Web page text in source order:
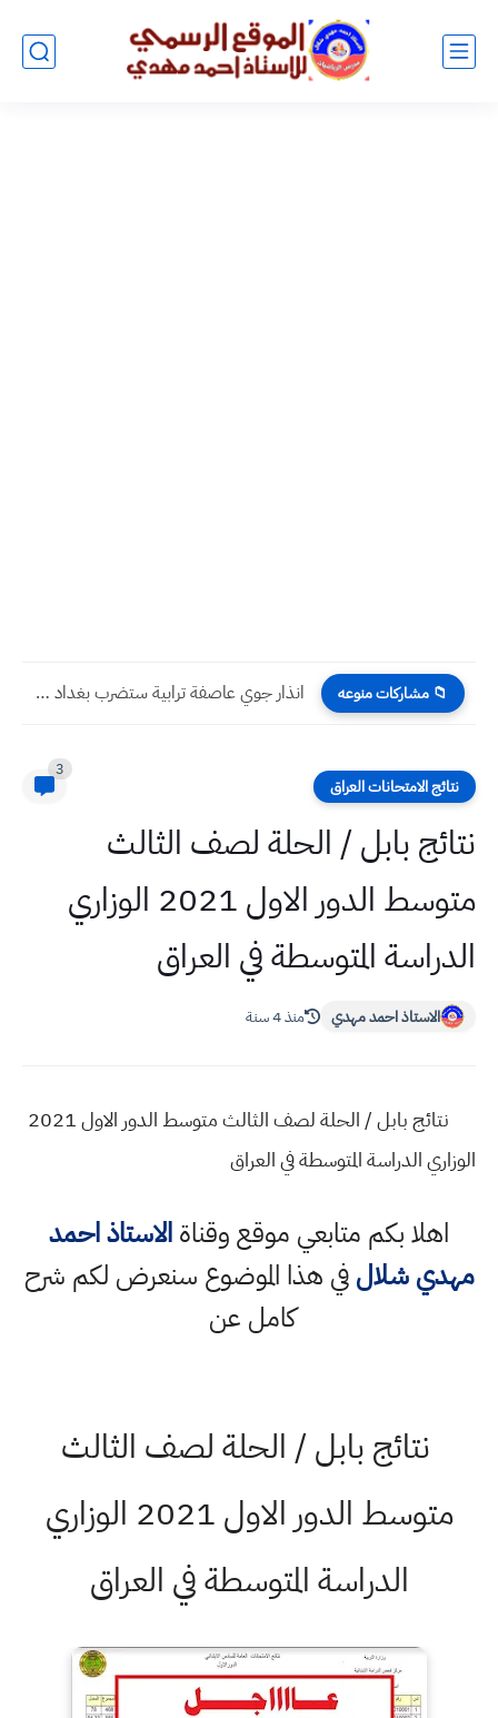
📁 مشاركات منوعه انذار جوي عاصفة ترابية ستضرب بغداد ومحافظات عراقية خلال الساعات...
نتائج الامتحانات العراق
3
نتائج بابل / الحلة لصف الثالث
متوسط الدور الاول 2021 الوزاري
الدراسة المتوسطة في العراق
الاستاذ احمد مهدي منذ 4 سنة
نتائج بابل / الحلة لصف الثالث متوسط الدور الاول 2021
الوزاري الدراسة المتوسطة في العراق
اهلا بكم متابعي موقع وقناةالاستاذ احمد
مهدي شلالفي هذا الموضوع سنعرض لكم شرح
كامل عن
نتائج بابل / الحلة لصف الثالث
متوسط الدور الاول 2021 الوزاري
الدراسة المتوسطة في العراق